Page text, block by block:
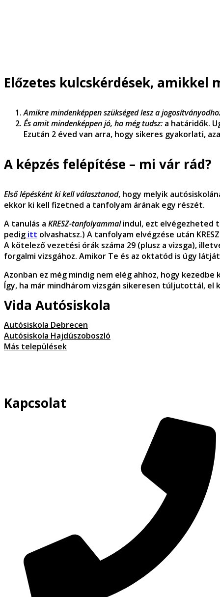
Előzetes kulcskérdések,
Amikre mindenképpen szükséged lesz a
És amit mindenképpen jó, ha még tudsz: a határidők.
Ezután 2 éved van arra, hogy sikeres gyakorlati,
A képzés felépítése – mi vár rád?
Első lépésként ki kell választanod, hogy melyik
ekkor ki kell fizetned a tanfolyam árának egy részét.
A tanulás a KRESZ-tanfolyammalindul, ezt elvégezheted
pedig itt olvashatsz.) A tanfolyam elvégzése után
A kötelező vezetési órák száma 29 (plusz a vizsga),
forgalmi vizsgához. Amikor Te és az oktatód is úgy
Azonban ez még mindig nem elég ahhoz, hogy
Így, ha már mindhárom vizsgán sikeresen túljutottál, el
Vida Autósiskola
Autósiskola Debrecen
Autósiskola Hajdúszoboszló
Más települések
Kapcsolat